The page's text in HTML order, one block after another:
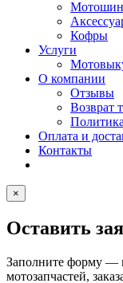
Кофры
Услуги
О компании
Отзывы
Возврат
Оплата и
Контакты
×
Оставить
Заполните форму —
мотозапчастей,